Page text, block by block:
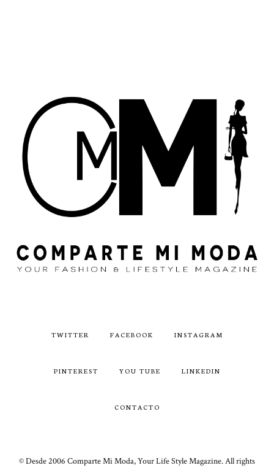
TWITTER FACEBOOK INSTAGRAM
PINTEREST YOU TUBE LINKEDIN
CONTACTO
© Desde 2006 Comparte Mi Moda, Your Life Style Magazine. All rights